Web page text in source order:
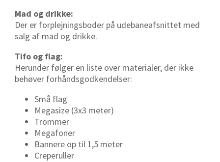
Mad og drikke:
Der er forplejningsboder på udebaneafsnittet med
salg af mad og drikke.
Tifo og flag:
Herunder følger en liste over materialer, der ikke
behøver forhåndsgodkendelser:
Små flag
Megasize (3x3 meter)
Trommer
Megafoner
Bannere op til 1,5 meter
Creperuller